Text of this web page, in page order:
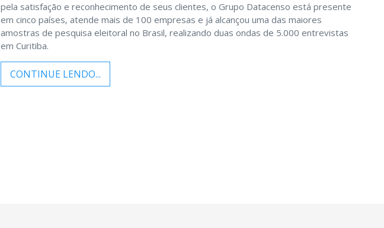
pela satisfação e reconhecimento de seus clientes, o Grupo Datacenso está presente
em cinco países, atende mais de 100 empresas e já alcançou uma das maiores
amostras de pesquisa eleitoral no Brasil, realizando duas ondas de 5.000 entrevistas
em Curitiba.
CONTINUE LENDO...